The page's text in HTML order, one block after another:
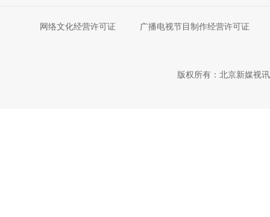
网络文化经营许可证 广播电视节目制作经营许可证
版权所有：北京新媒